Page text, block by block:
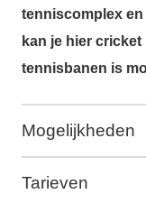
tenniscomplex
kan je hier
tennisbanen is
Mogelijkheden
Tarieven